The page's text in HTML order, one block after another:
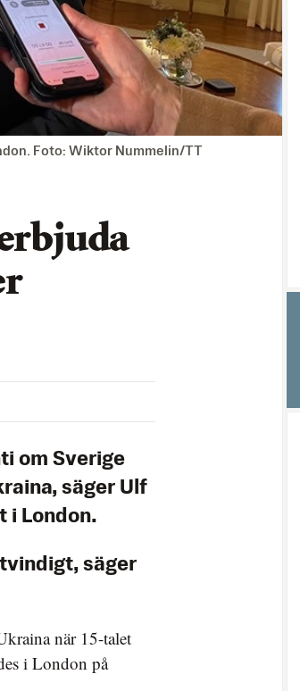
Foto: Wiktor Nummelin/TT
om Sverige
säger Ulf
i London.
säger
när 15-talet
i London på